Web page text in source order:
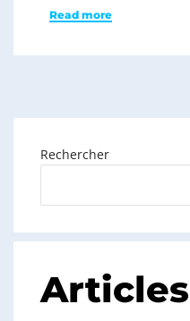
Read more
Rechercher